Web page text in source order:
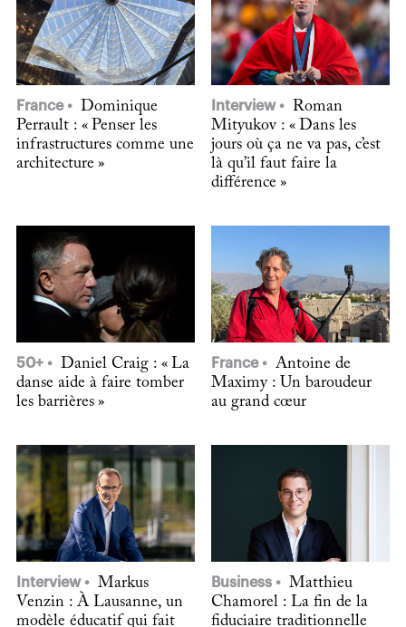
France
Dominique
Perrault : « Penser les
infrastructures comme une
architecture »
Interview
Roman
Mityukov : « Dans les
jours où ça ne va pas, c’est
là qu’il faut faire la
différence »
50+
Daniel Craig : « La
danse aide à faire tomber
les barrières »
France
Antoine de
Maximy : Un baroudeur
au grand cœur
Interview
Markus
Venzin : À Lausanne, un
modèle éducatif qui fait
Business
Matthieu
Chamorel : La fin de la
fiduciaire traditionnelle